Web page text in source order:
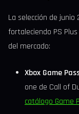
La selección de
fortaleciendo PS
del mercado:
Xbox Game
one de Call of
catálogo Game